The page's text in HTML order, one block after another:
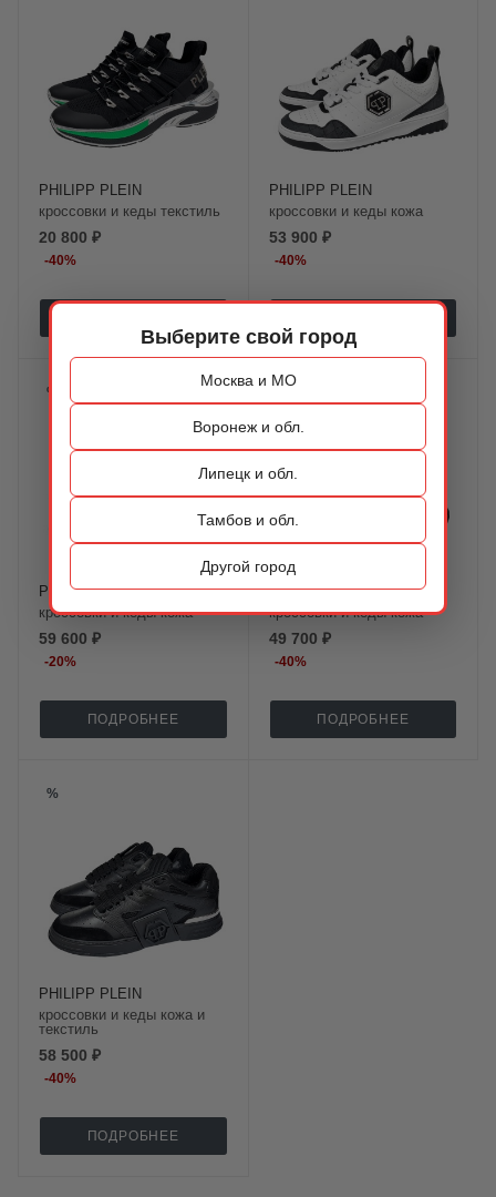
Выберите свой город
Москва и МО
Воронеж и обл.
Липецк и обл.
Тамбов и обл.
Другой город
PHILIPP PLEIN
кроссовки и кеды текстиль
20 800 ₽
-40%
PHILIPP PLEIN
кроссовки и кеды кожа
53 900 ₽
-40%
%
PHILIPP PLEIN
кроссовки и кеды кожа
59 600 ₽
-20%
ПОДРОБНЕЕ
PHILIPP PLEIN
кроссовки и кеды кожа
49 700 ₽
-40%
ПОДРОБНЕЕ
%
PHILIPP PLEIN
кроссовки и кеды кожа и
текстиль
58 500 ₽
-40%
ПОДРОБНЕЕ